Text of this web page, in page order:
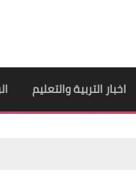
اخبار التربية والتعليم